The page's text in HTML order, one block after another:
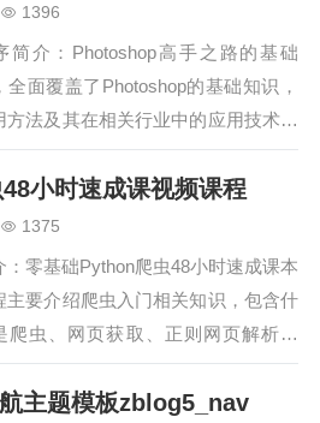
练习题、考试资讯、作文大全,学习
技巧等,百度自动推送，站内关键字
直接调用 tag 标签，这样就方便对站
…
1396
简介：Photoshop高手之路的基础
全面覆盖了Photoshop的基础知识，
方法及其在相关行业中的应用技术。
适合平面设计初学者或有一定基础的
设计爱好者。程序网盘地址：Ps高
路基础篇视频教程-网盘地址.txt:
d.178d.com/f/31382964-552…
小时速成课视频课程
1375
：零基础Python爬虫48小时速成课本
主要介绍爬虫入门相关知识，包含什
爬虫、网页获取、正则网页解析、
网页解析等相关知识点。是对入门
者量身定制的。学完掌握，初学者学
主题模板zblog5_nav